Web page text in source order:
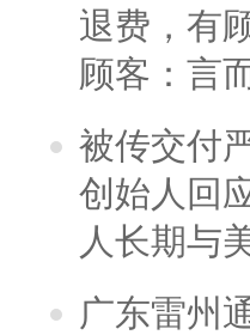
退费，有
顾客：言
被传交付
创始人回
人长期与
广东雷州